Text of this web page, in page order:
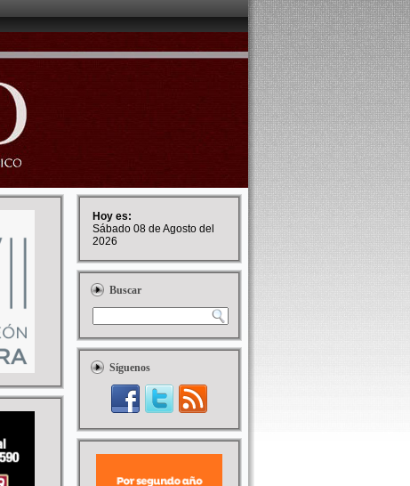
Hoy es:
Sábado 08 de Agosto del
2026
Buscar
Síguenos